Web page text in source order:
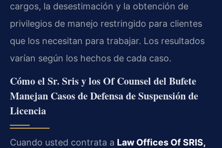
cargos, la desestimación y la obtención de
privilegios de manejo restringido para clientes
que los necesitan para trabajar. Los resultados
varían según los hechos de cada caso.
Cómo el Sr. Sris y los Of Counsel del Bufete
Manejan Casos de Defensa de Suspensión de
Licencia
Cuando usted contrata a Law Offices Of SRIS,